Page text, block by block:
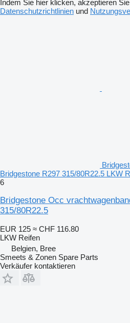
Indem Sie hier klicken, akzeptieren
Datenschutzrichtlinien und
Bridgestone R297 315/80R22.5 LKW
6
Bridgestone Occ
315/80R22.5
EUR 125 ≈ CHF 116.80
LKW Reifen
Belgien, Bree
Smeets & Zonen Spare Parts
Verkäufer kontaktieren